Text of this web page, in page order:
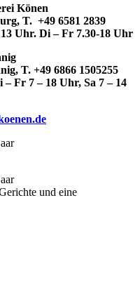
Könen
T. +49 6581 2839
Uhr. Di – Fr 7.30-18 Uhr
T. +49 6866 1505255
Fr 7 – 18 Uhr, Sa 7 – 14
und eine